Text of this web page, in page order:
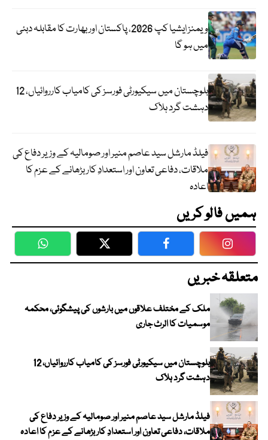
ویمنز ایشیا کپ 2026، پاکستان اور بھارت کا مقابلہ دبئی
میں ہو گا
بلوچستان میں سیکیورٹی فورسز کی کامیاب کارروائیاں، 12
دہشت گرد ہلاک
فیلڈ مارشل سید عاصم منیر اور صومالیہ کے وزیر دفاع کی
ملاقات، دفاعی تعاون اور استعدادِ کار بڑھانے کے عزم کا
اعادہ
ہمیں فالو کریں
WhatsApp Twitter Facebook
متعلقہ خبریں
ملک کے مختلف علاقوں میں بارشوں کی پیشگوئی، محکمہ
موسمیات کا الرٹ جاری
بلوچستان میں سیکیورٹی فورسز کی کامیاب کارروائیاں، 12
دہشت گرد ہلاک
فیلڈ مارشل سید عاصم منیر اور صومالیہ کے وزیر دفاع کی
ملاقات، دفاعی تعاون اور استعدادِ کار بڑھانے کے عزم کا اعادہ